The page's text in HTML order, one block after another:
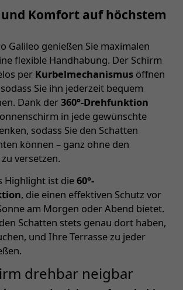
Komfort auf höchstem
Galileo genießen Sie maximalen
flexible Handhabung. Der Schirm
per Kurbelmechanismus öffnen
Sie ihn jederzeit bequem
Dank der360°-Drehfunktion
in jede gewünschte
sodass Sie den Schatten
können – ganz ohne den
versetzen.
Highlight ist die60°-
, die einen effektiven Schutz vor
am Morgen oder Abend bietet.
Schatten stets genau dort haben,
und Ihre Terrasse zu jeder
drehbar neigbar